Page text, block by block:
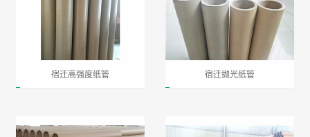
宿迁高强度纸管 宿迁抛光纸管